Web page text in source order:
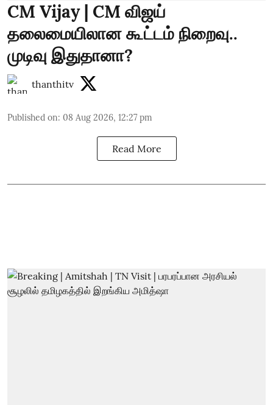
CM Vijay | CM விஜய்
தலைமையிலான கூட்டம் நிறைவு..
முடிவு இதுதானா?
thanthitv
Published on: 08 Aug 2026, 12:27 pm
Read More